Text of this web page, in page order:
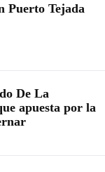
Puerto Tejada
De La
apuesta por la